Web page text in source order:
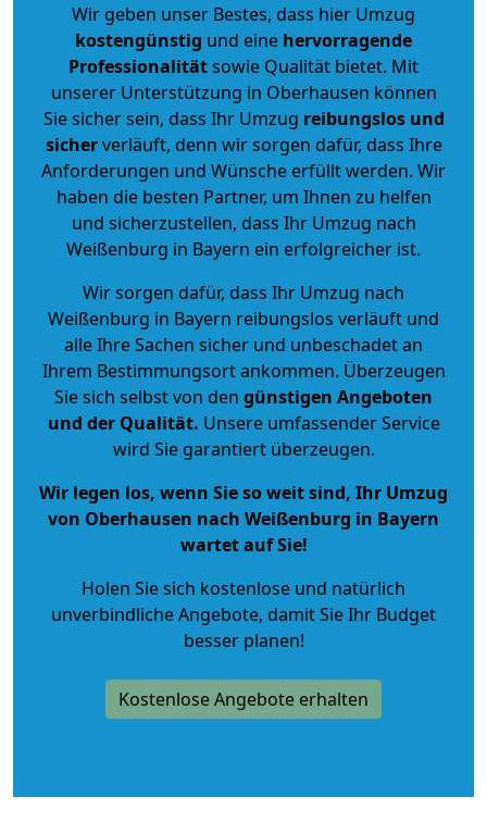
Wir geben unser Bestes, dass hier Umzug
kostengünstig und eine hervorragende
Professionalitätsowie Qualität bietet. Mit
unserer Unterstützung in Oberhausen können
Sie sicher sein, dass Ihr Umzug reibungslos und
sicherverläuft, denn wir sorgen dafür, dass Ihre
Anforderungen und Wünsche erfüllt werden. Wir
haben die besten Partner, um Ihnen zu helfen
und sicherzustellen, dass Ihr Umzug nach
Weißenburg in Bayern ein erfolgreicher ist.
Wir sorgen dafür, dass Ihr Umzug nach
Weißenburg in Bayern reibungslos verläuft und
alle Ihre Sachen sicher und unbeschadet an
Ihrem Bestimmungsort ankommen. Überzeugen
Sie sich selbst von den günstigen Angeboten
und der Qualität. Unsere umfassender Service
wird Sie garantiert überzeugen.
Wir legen los, wenn Sie so weit sind, Ihr Umzug
von Oberhausen nach Weißenburg in Bayern
wartet auf Sie!
Holen Sie sich kostenlose und natürlich
unverbindliche Angebote, damit Sie Ihr Budget
besser planen!
Kostenlose Angebote erhalten